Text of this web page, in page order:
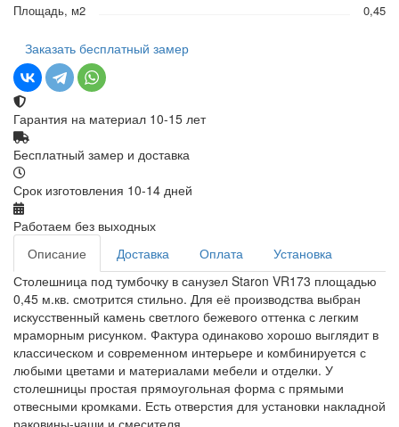
Площадь, м2
0,45
Заказать бесплатный замер
Гарантия на материал 10-15 лет
Бесплатный замер и доставка
Срок изготовления 10-14 дней
Работаем без выходных
Описание
Доставка Оплата
Установка
Столешница под тумбочку в санузел Staron VR173 площадью
0,45 м.кв. смотрится стильно. Для её производства выбран
искусственный камень светлого бежевого оттенка с легким
мраморным рисунком. Фактура одинаково хорошо выглядит в
классическом и современном интерьере и комбинируется с
любыми цветами и материалами мебели и отделки. У
столешницы простая прямоугольная форма с прямыми
отвесными кромками. Есть отверстия для установки накладной
раковины-чаши и смесителя.